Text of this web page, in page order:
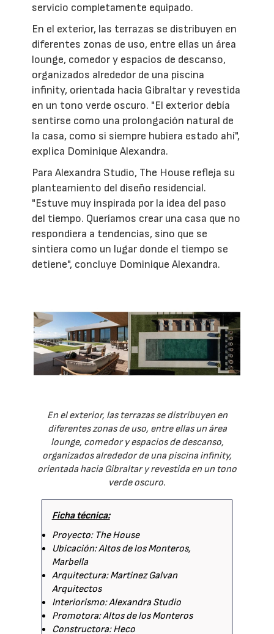
servicio completamente equipado.
En el exterior, las terrazas se distribuyen en
diferentes zonas de uso, entre ellas un área
lounge, comedor y espacios de descanso,
organizados alrededor de una piscina
infinity, orientada hacia Gibraltar y revestida
en un tono verde oscuro. "El exterior debía
sentirse como una prolongación natural de
la casa, como si siempre hubiera estado ahí",
explica Dominique Alexandra.
Para Alexandra Studio, The House refleja su
planteamiento del diseño residencial.
"Estuve muy inspirada por la idea del paso
del tiempo. Queríamos crear una casa que no
respondiera a tendencias, sino que se
sintiera como un lugar donde el tiempo se
detiene", concluye Dominique Alexandra.
En el exterior, las terrazas se distribuyen en
diferentes zonas de uso, entre ellas un área
lounge, comedor y espacios de descanso,
organizados alrededor de una piscina infinity,
orientada hacia Gibraltar y revestida en un tono
verde oscuro.
Ficha técnica:
Proyecto: The House
Ubicación: Altos de los Monteros,
Marbella
Arquitectura: Martinez Galvan
Arquitectos
Interiorismo: Alexandra Studio
Promotora: Altos de los Monteros
Constructora: Heco